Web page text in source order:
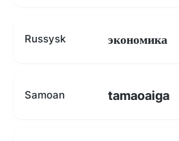
Russysk экономика
Samoan tamaoaiga